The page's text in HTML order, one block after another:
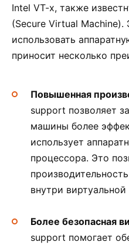
Intel VT-x, также
(Secure Virtual Machine).
использовать
приносит несколько
Повышенная
support позволяет
машины более
использует
процессора. Это
внутри
Более безопасная
support помогает